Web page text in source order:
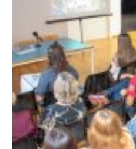
temporada
de
Días
de
Cómics
en
Tenerife